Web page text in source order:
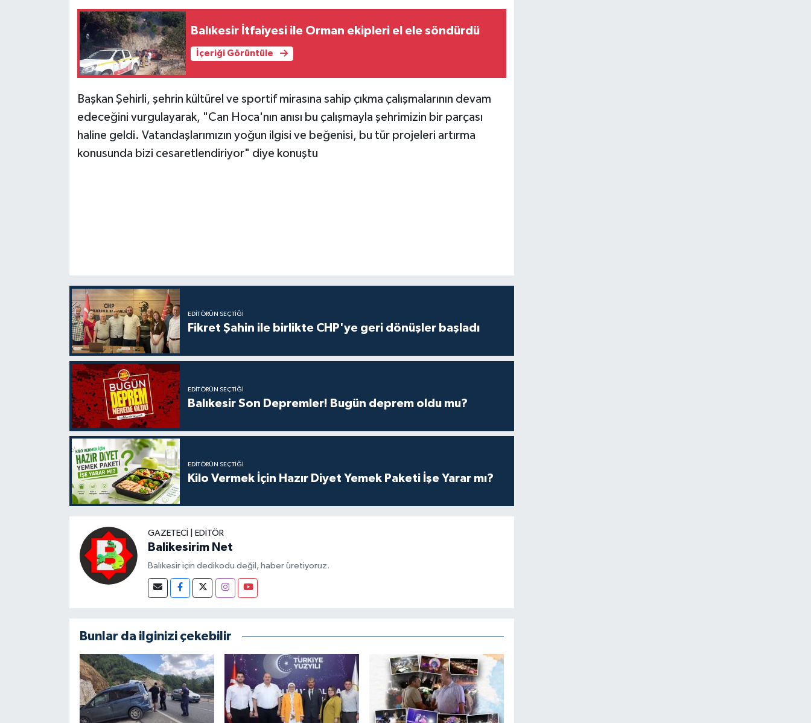
Balıkesir İtfaiyesi ile Orman ekipleri el ele söndürdü
İçeriği Görüntüle
Başkan Şehirli, şehrin kültürel ve sportif mirasına sahip çıkma çalışmalarının devam
edeceğini vurgulayarak, "Can Hoca'nın anısı bu çalışmayla şehrimizin bir parçası
haline geldi. Vatandaşlarımızın yoğun ilgisi ve beğenisi, bu tür projeleri artırma
konusunda bizi cesaretlendiriyor" diye konuştu
EDITÖRÜN SEÇTIĞI
Fikret Şahin ile birlikte CHP'ye geri dönüşler başladı
EDITÖRÜN SEÇTIĞI
Balıkesir Son Depremler! Bugün deprem oldu mu?
EDITÖRÜN SEÇTIĞI
Kilo Vermek İçin Hazır Diyet Yemek Paketi İşe Yarar mı?
GAZETECI | EDITÖR
Balikesirim Net
Balıkesir için dedikodu değil, haber üretiyoruz.
Bunlar da ilginizi çekebilir